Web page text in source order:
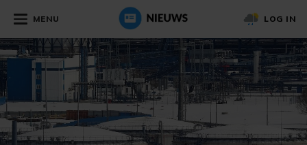
MENU LOG IN